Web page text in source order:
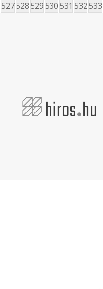
527528529530531 532533